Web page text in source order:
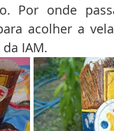
Por onde
acolher a
IAM.